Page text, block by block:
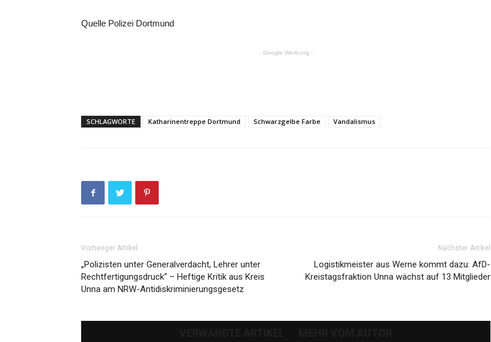
Quelle Polizei Dortmund
- Google Werbung -
SCHLAGWORTE Katharinentreppe Dortmund Schwarzgelbe Farbe Vandalismus
Vorheriger Artikel
„Polizisten unter Generalverdacht, Lehrer unter
Rechtfertigungsdruck“ – Heftige Kritik aus Kreis
Unna am NRW-Antidiskriminierungsgesetz
Nächster Artikel
Logistikmeister aus Werne kommt dazu: AfD-
Kreistagsfraktion Unna wächst auf 13 Mitglieder